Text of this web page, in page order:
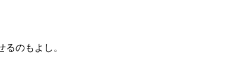
るのもよし。